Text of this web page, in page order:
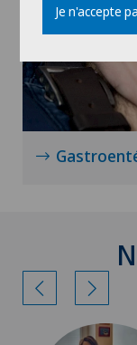
Je n'accepte